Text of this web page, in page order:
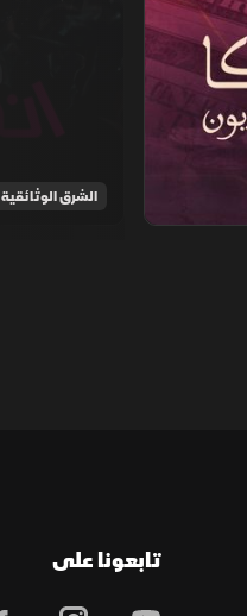
الشرق الوثائقية
تابعونا على